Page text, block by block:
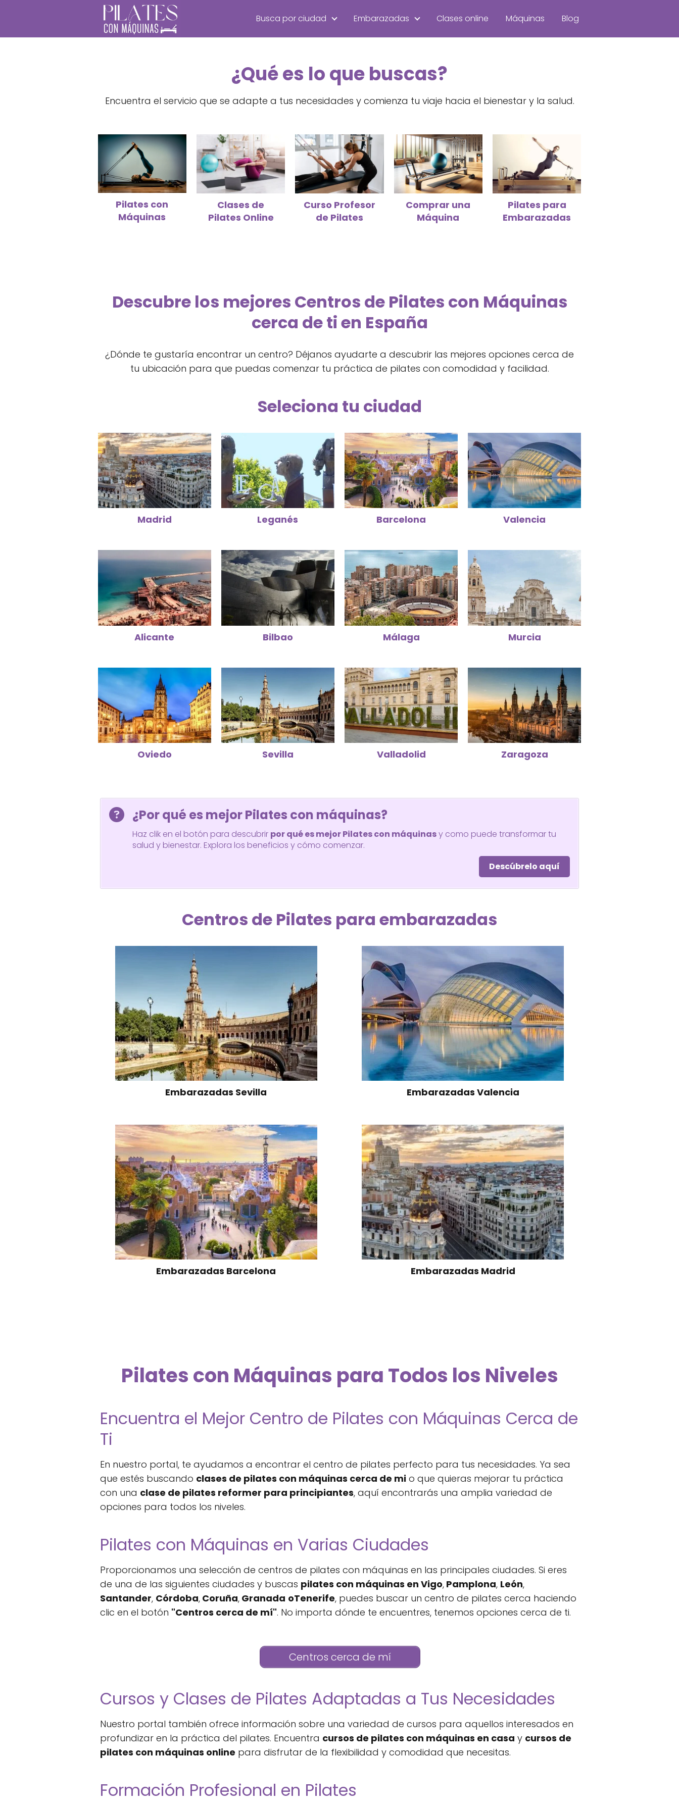
Busca por ciudad Embarazadas Clases online Máquinas Blog
¿Qué es lo que buscas?
Encuentra el servicio que se adapte a tus necesidades y comienza tu viaje hacia el bienestar y la salud.
Pilates con
Máquinas
Clases de
Pilates Online
Curso Profesor
de Pilates
Comprar una
Máquina
Pilates para
Embarazadas
Descubre los mejores Centros de Pilates con Máquinas
cerca de ti en España
¿Dónde te gustaría encontrar un centro? Déjanos ayudarte a descubrir las mejores opciones cerca de
tu ubicación para que puedas comenzar tu práctica de pilates con comodidad y facilidad.
Seleciona tu ciudad
Madrid Leganés Barcelona Valencia
Alicante Bilbao Málaga Murcia
Oviedo Sevilla Valladolid Zaragoza
¿Por qué es mejor Pilates con máquinas?
Haz clik en el botón para descubrir por qué es mejor Pilates con máquinasy como puede transformar tu
salud y bienestar. Explora los beneficios y cómo comenzar.
Descúbrelo aquí
Centros de Pilates para embarazadas
Embarazadas Sevilla Embarazadas Valencia
Embarazadas Barcelona Embarazadas Madrid
Pilates con Máquinas para Todos los Niveles
Encuentra el Mejor Centro de Pilates con Máquinas Cerca de
Ti
En nuestro portal, te ayudamos a encontrar el centro de pilates perfecto para tus necesidades. Ya sea
que estés buscando clases de pilates con máquinas cerca de mi o que quieras mejorar tu práctica
con una clase de pilates reformer para principiantes, aquí encontrarás una amplia variedad de
opciones para todos los niveles.
Pilates con Máquinas en Varias Ciudades
Proporcionamos una selección de centros de pilates con máquinas en las principales ciudades. Si eres
de una de las siguientes ciudades y buscas pilates con máquinas en Vigo, Pamplona, León,
Santander, Córdoba, Coruña, Granada oTenerife, puedes buscar un centro de pilates cerca haciendo
clic en el botón "Centros cerca de mí". No importa dónde te encuentres, tenemos opciones cerca de ti.
Centros cerca de mí
Cursos y Clases de Pilates Adaptadas a Tus Necesidades
Nuestro portal también ofrece información sobre una variedad de cursos para aquellos interesados en
profundizar en la práctica del pilates. Encuentra cursos de pilates con máquinas en casa y cursos de
pilates con máquinas online para disfrutar de la flexibilidad y comodidad que necesitas.
Formación Profesional en Pilates